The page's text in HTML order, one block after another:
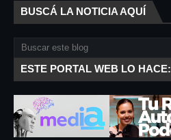
BUSCÁ LA NOTICIA AQUÍ
ESTE PORTAL WEB LO HACE: